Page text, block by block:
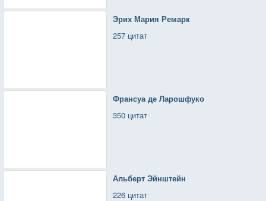
Эрих Мария Ремарк
257 цитат
Франсуа де Ларошфуко
350 цитат
Альберт Эйнштейн
226 цитат